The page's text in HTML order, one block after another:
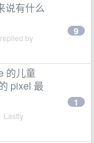
说有什么
by
9
的儿童
pixel 最
Lastly
1